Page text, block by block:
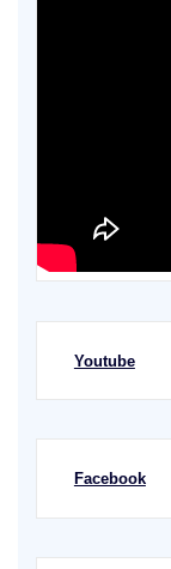
Youtube
Facebook